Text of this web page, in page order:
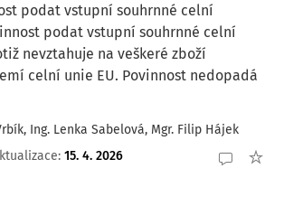
podat vstupní souhrnné celní
podat vstupní souhrnné celní
nevztahuje na veškeré zboží
celní unie EU. Povinnost nedopadá
, Ing. Lenka Sabelová, Mgr. Filip Hájek
: 15. 4. 2026